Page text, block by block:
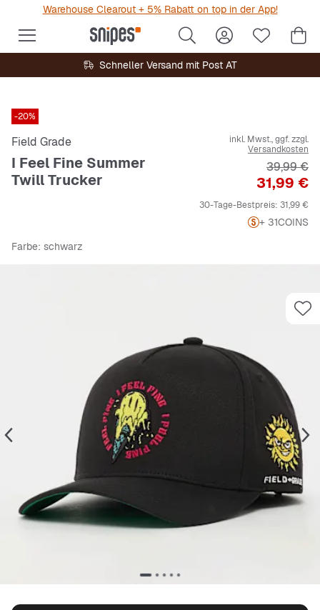
Warehouse Clearout + 5% Rabatt on top in der App!
Schneller Versand mit Post AT
-20%
Field Grade
I Feel Fine Summer
Twill Trucker
inkl. Mwst., ggf. zzgl.
Versandkosten
Preis
31,99 €
39,99 €
30-Tage-Bestpreis: 31,99 €
+ 31COINS
Farbe: schwarz